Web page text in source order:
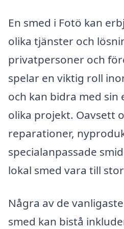
En smed i Fotö kan
olika tjänster och
privatpersoner och
spelar en viktig roll
och kan bidra med sin
olika projekt. Oavsett
reparationer,
specialanpassade
lokal smed vara till
Några av de
smed kan bistå